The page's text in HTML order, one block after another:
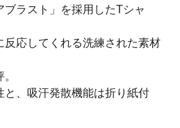
ラスト」を採用したTシャ
反応してくれる洗練された素材
と、吸汗発散機能は折り紙付